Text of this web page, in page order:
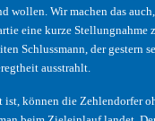
Wir machen das
eine kurze Stellungnahme
Schlussmann, der gestern
ausstrahlt.
können die Zehlendorfer